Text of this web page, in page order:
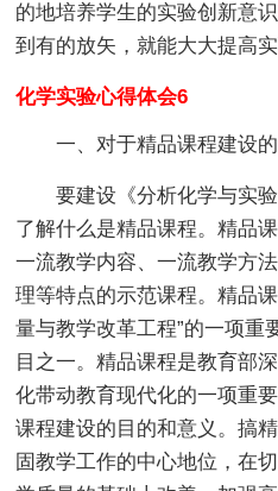
的地培养学生的实验创新意
到有的放矢，就能大大提高
化学实验心得体会6
一、对于精品课程建设
要建设《分析化学与实验
了解什么是精品课程。精品
一流教学内容、一流教学方
理等特点的示范课程。精品
量与教学改革工程”的一项重
目之一。精品课程是教育部
化带动教育现代化的一项重
课程建设的目的和意义。搞
固教学工作的中心地位，在